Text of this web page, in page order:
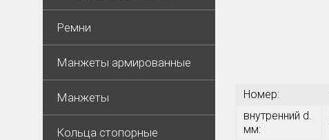
Ремни
Манжеты армированные
Манжеты
Кольца стопорные
Номер:
внутренний d.
мм: